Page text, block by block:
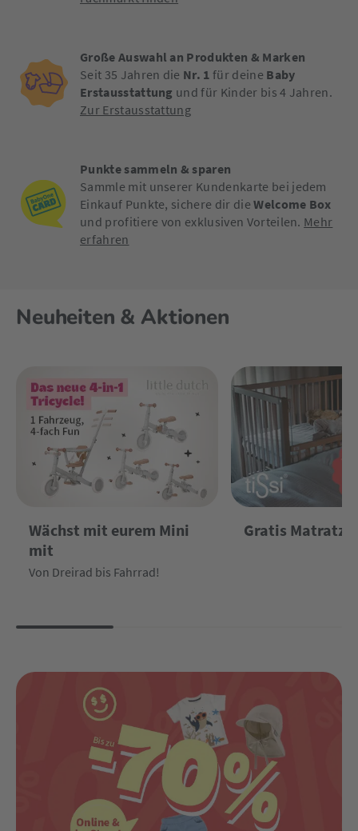
Große Auswahl an Produkten & Marken
Seit 35 Jahren die Nr. 1 für deine Baby
Erstausstattung und für Kinder bis 4 Jahren.
Zur Erstausstattung
Punkte sammeln & sparen
Sammle mit unserer Kundenkarte bei jedem
Einkauf Punkte, sichere dir dieWelcome Box
und profitiere von exklusiven Vorteilen. Mehr
erfahren
Neuheiten & Aktionen
Wächst mit eurem Mini
mit
Von Dreirad bis Fahrrad!
Gratis Matratze